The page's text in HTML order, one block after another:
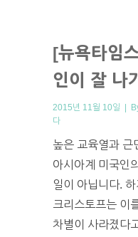
[뉴욕타임
인이 잘 나
2015년 11월 10일 |
다
높은 교육열과 근
아시아계 미국인
일이 아닙니다.
크리스토프는 이
차별이 사라졌다